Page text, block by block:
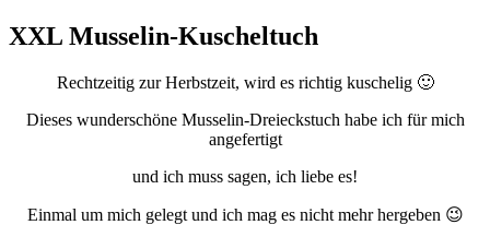
XXL Musselin-Kuscheltuch
Rechtzeitig zur Herbstzeit, wird es richtig kuschelig 🙂
Dieses wunderschöne Musselin-Dreieckstuch habe ich für mich
angefertigt
und ich muss sagen, ich liebe es!
Einmal um mich gelegt und ich mag es nicht mehr hergeben 😉